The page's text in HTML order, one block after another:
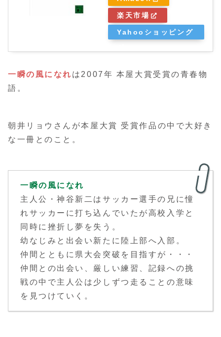
楽天市場
Yahooショッピング
一瞬の風になれ は2007年 本屋大賞受賞の青春物
語。
朝井リョウさんが本屋大賞 受賞作品の中で大好き
な一冊とのこと。
一瞬の風になれ
主人公・神谷新二はサッカー選手の兄に憧
れサッカーに打ち込んでいたが高校入学と
同時に挫折し夢を失う。
幼なじみと出会い新たに陸上部へ入部。
仲間とともに県大会突破を目指すが・・・
仲間との出会い、厳しい練習、記録への挑
戦の中で主人公は少しずつ走ることの意味
を見つけていく。